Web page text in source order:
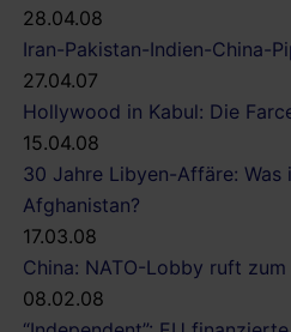
28.04.08
Iran-Pakistan-Indien-China-
27.04.07
Hollywood in Kabul: Die
15.04.08
30 Jahre Libyen-Affäre: Was
Afghanistan?
17.03.08
China: NATO-Lobby ruft
08.02.08